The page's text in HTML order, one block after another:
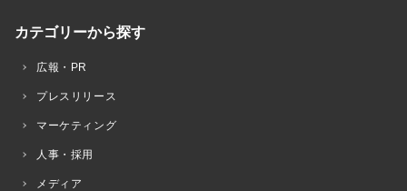
カテゴリーから探す
広報・PR
プレスリリース
マーケティング
人事・採用
メディア